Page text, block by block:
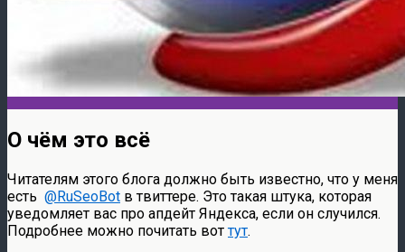
О чём это всё
Читателям этого блога должно быть известно, что у меня
есть @RuSeoBot в твиттере. Это такая штука, которая
уведомляет вас про апдейт Яндекса, если он случился.
Подробнее можно почитать воттут.